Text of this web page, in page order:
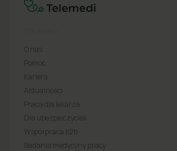
O nas
Pomoc
Kariera
Aktualności
Praca dla lekarza
Dla ubezpieczycieli
Współpraca b2b
Badania medycyny pracy